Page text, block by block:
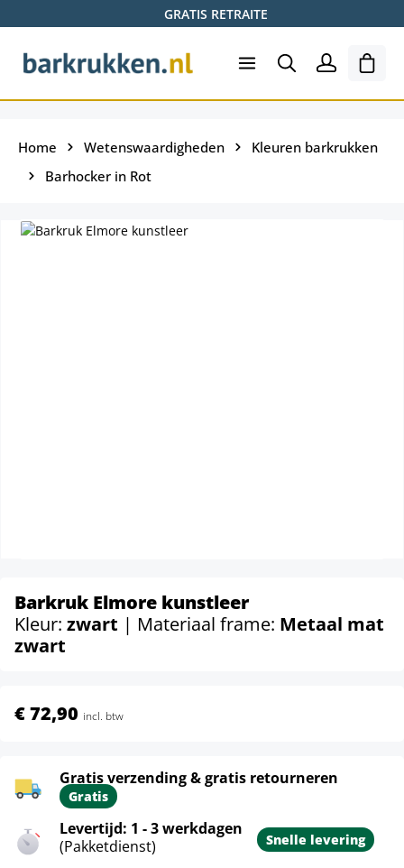
GRATIS RETRAITE
Home Wetenswaardigheden
Kleuren barkrukken
Barhocker in Rot
Barkruk Elmore kunstleer
Kleur: zwart | Materiaal frame: Metaal mat
zwart
€ 72,90 incl. btw
Gratis verzending & gratis retourneren
Gratis
Levertijd: 1 - 3 werkdagen
(Pakketdienst)
Snelle levering